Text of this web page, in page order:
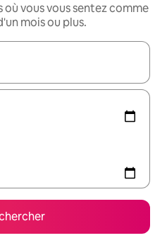
vous vous sentez comme
mois ou plus.
utilisez les flèches vers le